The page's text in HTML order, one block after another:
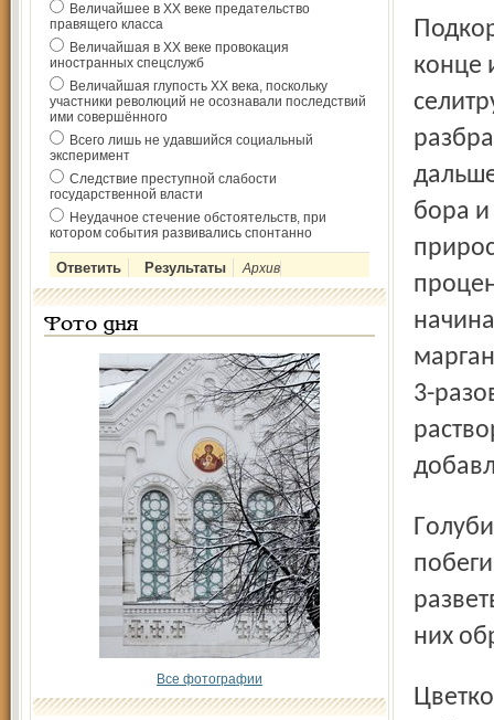
Величайшее в ХХ веке предательство
правящего класса
Величайшая в ХХ веке провокация
иностранных спецслужб
Величайшая глупость ХХ века, поскольку
участники революций не осознавали последствий
ими совершённого
Всего лишь не удавшийся социальный
эксперимент
Следствие преступной слабости
государственной власти
Неудачное стечение обстоятельств, при
котором события развивались спонтанно
Архив
Фото дня
Все фотографии
Подкормки проводят весной и во второй половине или в
конце
бора и
3-
Голубика цветет и плодоносит ежегодно. Однолетние
них
Цветковые почки закладываются летом на однолетних